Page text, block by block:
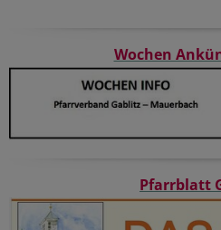
Wochen
Pfarrblatt